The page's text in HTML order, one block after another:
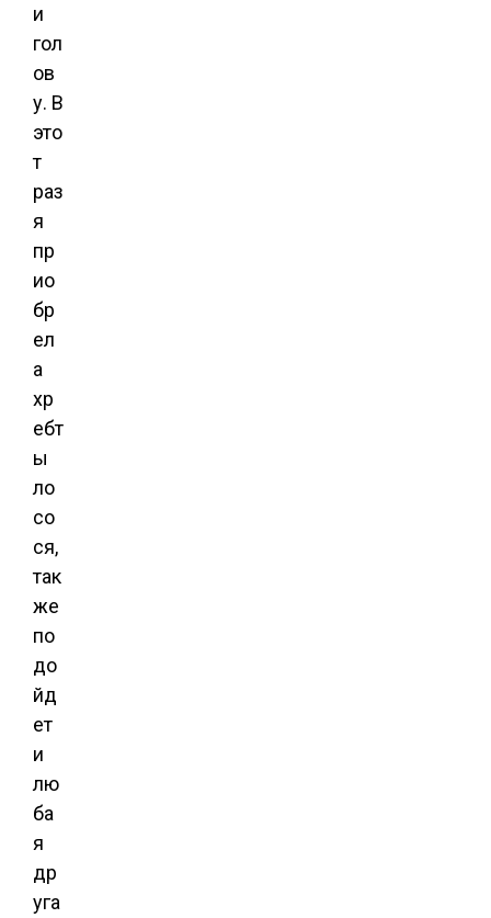
и
гол
ов
у. В
это
т
раз
я
пр
ио
бр
ел
а
хр
ебт
ы
ло
со
ся,
так
же
по
до
йд
ет
и
лю
ба
я
др
уга